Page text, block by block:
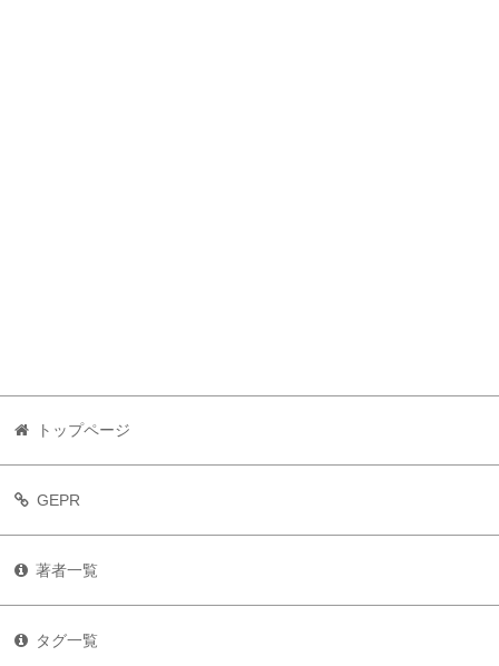
トップページ
GEPR
著者一覧
タグ一覧